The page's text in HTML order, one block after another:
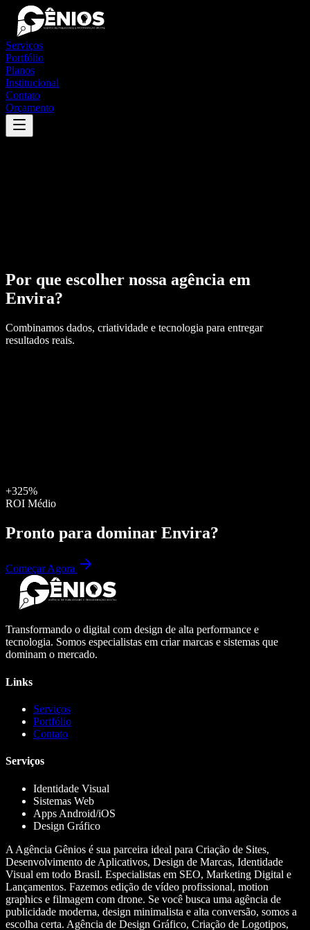
Serviços
Portfólio
Planos
Institucional
Contato
Orçamento
Por que escolher nossa agência em
Envira?
Combinamos dados, criatividade e tecnologia para entregar
resultados reais.
+325%
ROI Médio
Pronto para dominar Envira?
Começar Agora
Transformando o digital com design de alta performance e
tecnologia. Somos especialistas em criar marcas e sistemas que
dominam o mercado.
Links
Serviços
Portfólio
Contato
Serviços
Identidade Visual
Sistemas Web
Apps Android/iOS
Design Gráfico
A Agência Gênios é sua parceira ideal para Criação de Sites,
Desenvolvimento de Aplicativos, Design de Marcas, Identidade
Visual em todo Brasil. Especialistas em SEO, Marketing Digital e
Lançamentos. Fazemos edição de vídeo profissional, motion
graphics e filmagem com drone. Se você busca uma agência de
publicidade moderna, design minimalista e alta conversão, somos a
escolha certa. Agência de Design Gráfico, Criação de Logotipos,